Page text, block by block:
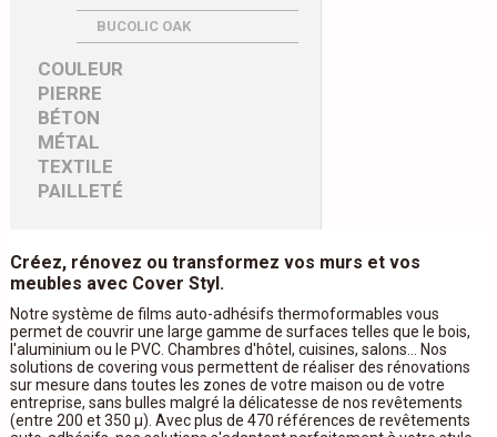
BUCOLIC OAK
COULEUR
PIERRE
BÉTON
MÉTAL
TEXTILE
PAILLETÉ
Créez, rénovez ou transformez vos murs et vos
meubles avec Cover Styl.
Notre système de films auto-adhésifs thermoformables vous
permet de couvrir une large gamme de surfaces telles que le bois,
l'aluminium ou le PVC. Chambres d'hôtel, cuisines, salons... Nos
solutions de covering vous permettent de réaliser des rénovations
sur mesure dans toutes les zones de votre maison ou de votre
entreprise, sans bulles malgré la délicatesse de nos revêtements
(entre 200 et 350 μ). Avec plus de 470 références de revêtements